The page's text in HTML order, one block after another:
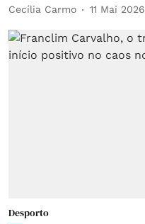
Cecília Carmo 11 Mai 2026
Desporto